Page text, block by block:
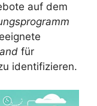
auf dem
für
identifizieren.